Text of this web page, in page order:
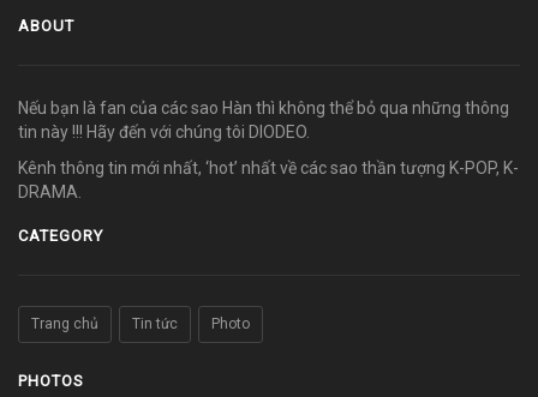
ABOUT
Nếu bạn là fan của các sao Hàn thì không thể bỏ qua những thông
tin này !!! Hãy đến với chúng tôi DIODEO.
Kênh thông tin mới nhất, ‘hot’ nhất về các sao thần tượng K-POP, K-
DRAMA.
CATEGORY
Trang chủ Tin tức Photo
PHOTOS